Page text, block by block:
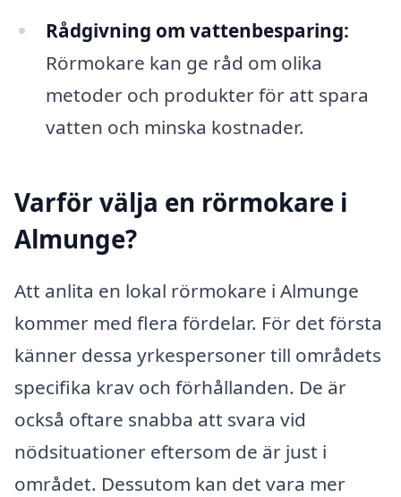
Rådgivning om vattenbesparing:
Rörmokare kan ge råd om olika
metoder och produkter för att spara
vatten och minska kostnader.
Varför välja en rörmokare i
Almunge?
Att anlita en lokal rörmokare i Almunge
kommer med flera fördelar. För det första
känner dessa yrkespersoner till områdets
specifika krav och förhållanden. De är
också oftare snabba att svara vid
nödsituationer eftersom de är just i
området. Dessutom kan det vara mer